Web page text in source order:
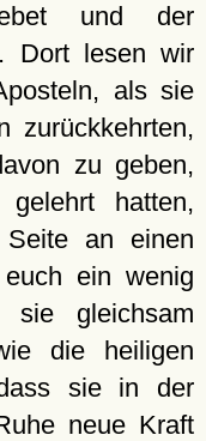
und der
Dort lesen wir
als sie
zurückkehrten,
zu geben,
hatten,
an einen
ein wenig
gleichsam
die heiligen
sie in der
neue Kraft